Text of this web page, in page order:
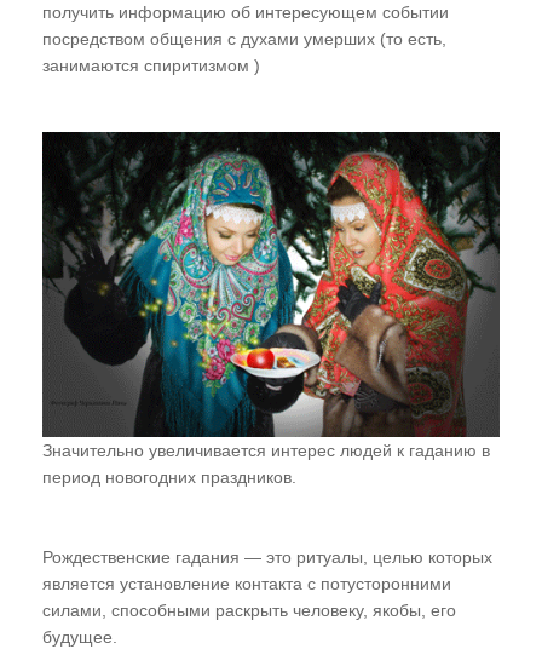
получить информацию об интересующем событии
посредством общения с духами умерших (то есть,
занимаются спиритизмом )
Значительно увеличивается интерес людей к гаданию в
период новогодних праздников.
Рождественские гадания — это ритуалы, целью которых
является установление контакта с потусторонними
силами, способными раскрыть человеку, якобы, его
будущее.